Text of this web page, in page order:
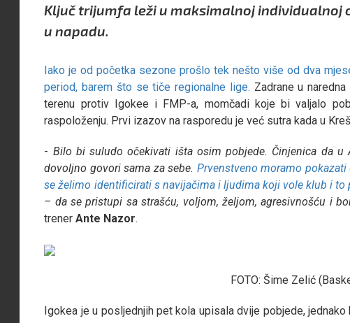
Ključ trijumfa leži u maksimalnoj
u napadu.
Iako je od početka sezone prošlo tek nešto više od dva
period, barem što se tiče regionalne lige. Zadrane u
terenu protiv Igokee i FMP-a, momčadi koje bi valjalo
raspoloženju. Prvi izazov na rasporedu je već sutra kada u
- Bilo bi suludo očekivati išta osim pobjede. Činjenica da
dovoljno govori sama za sebe. Prvenstveno moramo
se želimo identificirati s navijačima i ljudima koji vole klub i to
– da se pristupi sa strašću, voljom, željom, agresivnošću i
trenerAnte Nazor.
FOTO: Šime Zelić
Igokea je u posljednjih pet kola upisala dvije pobjede,